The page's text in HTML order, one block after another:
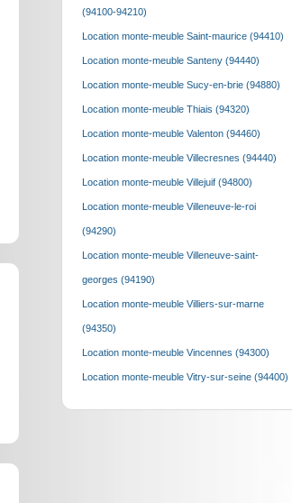
(94100-94210)
Location monte-meuble Saint-maurice (94410)
Location monte-meuble Santeny (94440)
Location monte-meuble Sucy-en-brie (94880)
Location monte-meuble Thiais (94320)
Location monte-meuble Valenton (94460)
Location monte-meuble Villecresnes (94440)
Location monte-meuble Villejuif (94800)
Location monte-meuble Villeneuve-le-roi
(94290)
Location monte-meuble Villeneuve-saint-
georges (94190)
Location monte-meuble Villiers-sur-marne
(94350)
Location monte-meuble Vincennes (94300)
Location monte-meuble Vitry-sur-seine (94400)